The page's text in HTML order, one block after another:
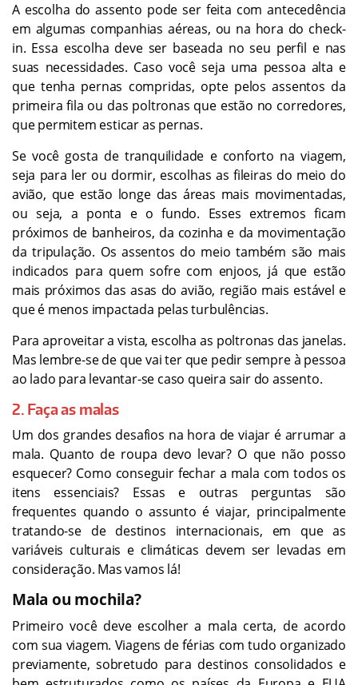
A escolha do assento pode ser feita com antecedência
em algumas companhias aéreas, ou na hora do check-
in. Essa escolha deve ser baseada no seu perfil e nas
suas necessidades. Caso você seja uma pessoa alta e
que tenha pernas compridas, opte pelos assentos da
primeira fila ou das poltronas que estão no corredores,
que permitem esticar as pernas.
Se você gosta de tranquilidade e conforto na viagem,
seja para ler ou dormir, escolhas as fileiras do meio do
avião, que estão longe das áreas mais movimentadas,
ou seja, a ponta e o fundo. Esses extremos ficam
próximos de banheiros, da cozinha e da movimentação
da tripulação. Os assentos do meio também são mais
indicados para quem sofre com enjoos, já que estão
mais próximos das asas do avião, região mais estável e
que é menos impactada pelas turbulências.
Para aproveitar a vista, escolha as poltronas das janelas.
Mas lembre-se de que vai ter que pedir sempre à pessoa
ao lado para levantar-se caso queira sair do assento.
2. Faça as malas
Um dos grandes desafios na hora de viajar é arrumar a
mala. Quanto de roupa devo levar? O que não posso
esquecer? Como conseguir fechar a mala com todos os
itens essenciais? Essas e outras perguntas são
frequentes quando o assunto é viajar, principalmente
tratando-se de destinos internacionais, em que as
variáveis culturais e climáticas devem ser levadas em
consideração. Mas vamos lá!
Mala ou mochila?
Primeiro você deve escolher a mala certa, de acordo
com sua viagem. Viagens de férias com tudo organizado
previamente, sobretudo para destinos consolidados e